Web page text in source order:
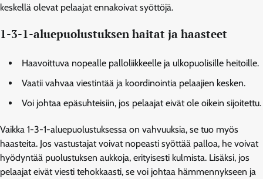
keskellä olevat pelaajat ennakoivat syöttöjä.
1-3-1-aluepuolustuksen haitat ja haasteet
Haavoittuva nopealle palloliikkeelle ja ulkopuolisille heitoille.
Vaatii vahvaa viestintää ja koordinointia pelaajien kesken.
Voi johtaa epäsuhteisiin, jos pelaajat eivät ole oikein sijoitettu.
Vaikka 1-3-1-aluepuolustuksessa on vahvuuksia, se tuo myös
haasteita. Jos vastustajat voivat nopeasti syöttää palloa, he voivat
hyödyntää puolustuksen aukkoja, erityisesti kulmista. Lisäksi, jos
pelaajat eivät viesti tehokkaasti, se voi johtaa hämmennykseen ja